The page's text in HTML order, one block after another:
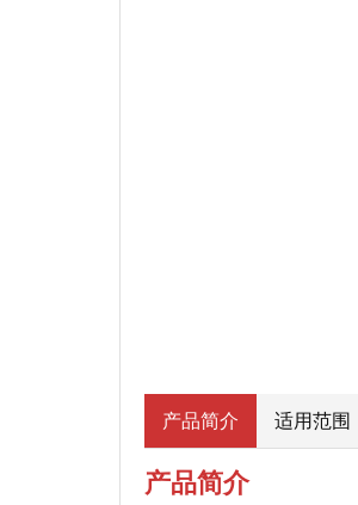
产品简介 适用范围
产品简介